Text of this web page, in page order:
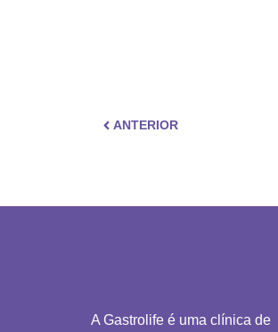
ANTERIOR
A Gastrolife é uma clínica de